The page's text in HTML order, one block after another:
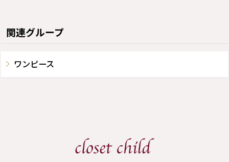
関連グループ
ワンピース